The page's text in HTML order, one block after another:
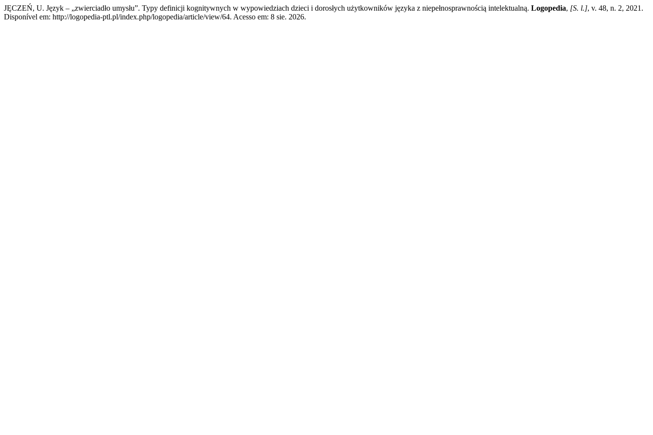
JĘCZEŃ, U. Język – „zwierciadło umysłu”. Typy definicji kognitywnych w wypowiedziach dzieci i dorosłych użytkowników języka z niepełnosprawnością intelektualną. Logopedia, [S. l.], v. 48, n. 2, 2021.
Disponível em: http://logopedia-ptl.pl/index.php/logopedia/article/view/64. Acesso em: 8 sie. 2026.